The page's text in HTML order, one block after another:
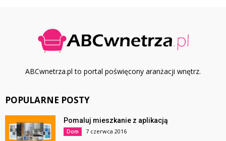
ABCwnetrza.pl to portal poświęcony aranżacji wnętrz.
POPULARNE POSTY
Pomaluj mieszkanie z aplikacją
Dom 7 czerwca 2016